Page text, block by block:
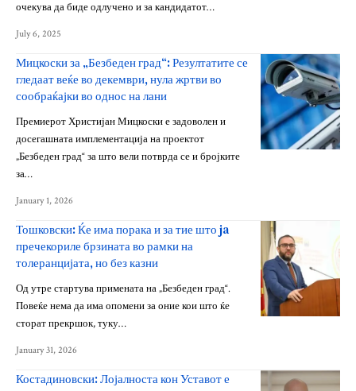
очекува да биде одлучено и за кандидатот…
July 6, 2025
Мицкоски за „Безбеден град“: Резултатите се
гледаат веќе во декември, нула жртви во
сообраќајки во однос на лани
Премиерот Христијан Мицкоски е задоволен и
досегашната имплементација на проектот
„Безбеден град“ за што вели потврда се и бројките
за…
January 1, 2026
Тошковски: Ќе има порака и за тие што ja
пречекориле брзината во рамки на
толеранцијата, но без казни
Од утре стартува примената на „Безбеден град“.
Повеќе нема да има опомени за оние кои што ќе
сторат прекршок, туку…
January 31, 2026
Костадиновски: Лојалноста кон Уставот е